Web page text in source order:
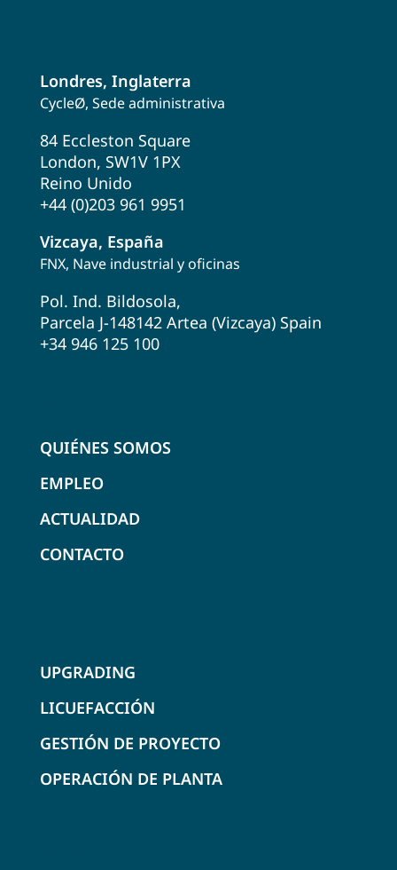
Londres, Inglaterra
CycleØ, Sede administrativa
84 Eccleston Square
London, SW1V 1PX
Reino Unido
+44 (0)203 961 9951
Vizcaya, España
FNX, Nave industrial y oficinas
Pol. Ind. Bildosola,
Parcela J-148142 Artea (Vizcaya) Spain
+34 946 125 100
QUIÉNES SOMOS
EMPLEO
ACTUALIDAD
CONTACTO
UPGRADING
LICUEFACCIÓN
GESTIÓN DE PROYECTO
OPERACIÓN DE PLANTA